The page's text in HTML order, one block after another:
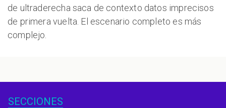
de ultraderecha saca de contexto datos imprecisos
de primera vuelta. El escenario completo es más
complejo.
SECCIONES